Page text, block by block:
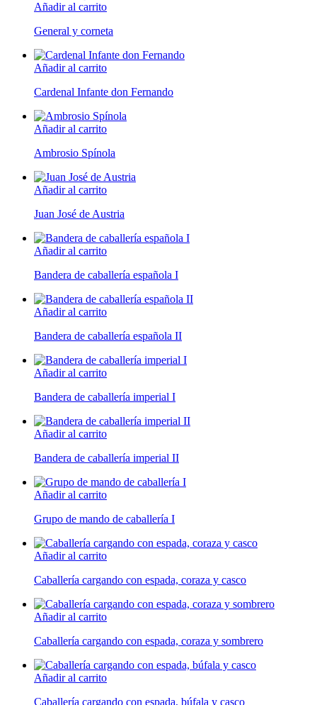
Añadir al carrito
General y corneta
Añadir al carrito
Cardenal Infante don Fernando
Añadir al carrito
Ambrosio Spínola
Añadir al carrito
Juan José de Austria
Añadir al carrito
Bandera de caballería española I
Añadir al carrito
Bandera de caballería española II
Añadir al carrito
Bandera de caballería imperial I
Añadir al carrito
Bandera de caballería imperial II
Añadir al carrito
Grupo de mando de caballería I
Añadir al carrito
Caballería cargando con espada, coraza y casco
Añadir al carrito
Caballería cargando con espada, coraza y sombrero
Añadir al carrito
Caballería cargando con espada, búfala y casco